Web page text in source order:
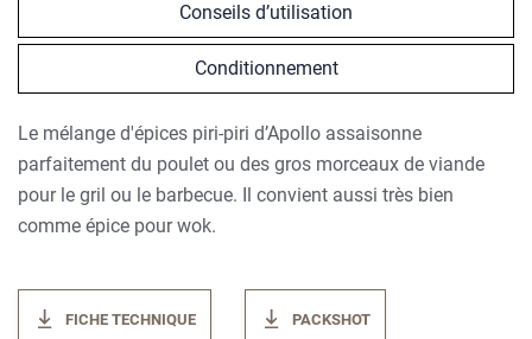
Conseils d’utilisation
Conditionnement
Le mélange d'épices piri-piri d’Apollo assaisonne
parfaitement du poulet ou des gros morceaux de viande
pour le gril ou le barbecue. Il convient aussi très bien
comme épice pour wok.
FICHE TECHNIQUE PACKSHOT